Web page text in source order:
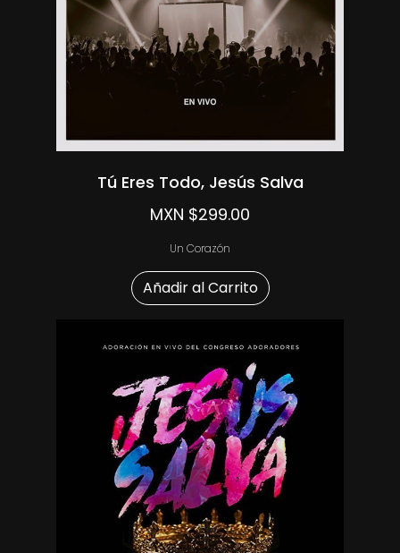
Tú Eres Todo, Jesús Salva
MXN $299.00
Un Corazón
Añadir al Carrito